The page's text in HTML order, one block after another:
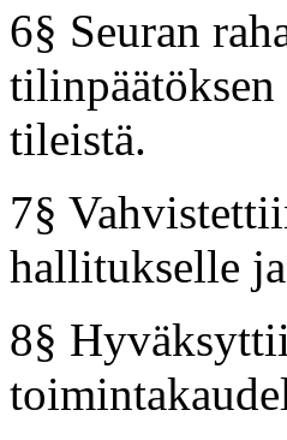
6§ Seuran
tileistä.
7§
hallitukselle
8§